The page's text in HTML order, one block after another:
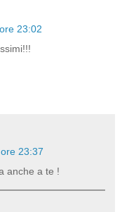
23:02
23:37
anche a te !